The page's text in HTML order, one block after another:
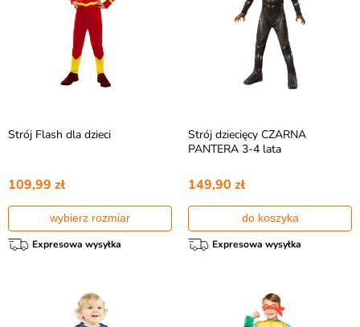
Strój Flash dla dzieci
109,99 zł
wybierz rozmiar
Expresowa wysyłka
Strój dziecięcy CZARNA
PANTERA 3-4 lata
149,90 zł
do koszyka
Expresowa wysyłka